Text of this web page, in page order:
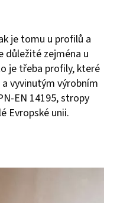
je tomu u profilů a
důležité zejména u
je třeba profily, které
vyvinutým výrobním
EN 14195, stropy
Evropské unii.